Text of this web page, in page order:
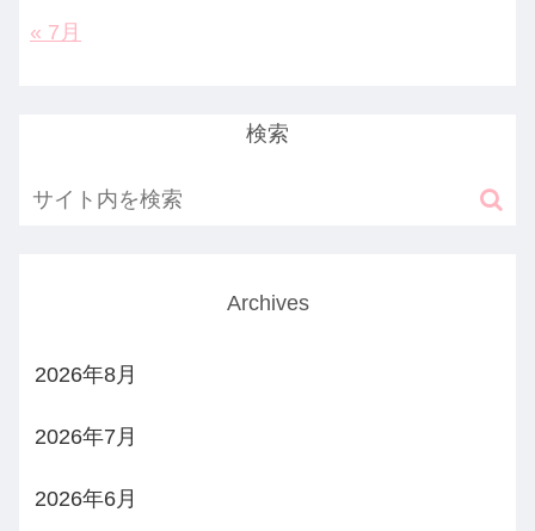
« 7月
検索
Archives
2026年8月
2026年7月
2026年6月